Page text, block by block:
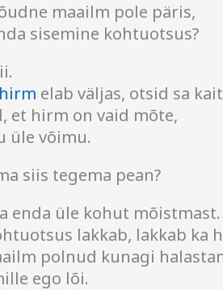
maailm pole päris,
sisemine kohtuotsus?
hirm elab väljas, otsid sa
et hirm on vaid mõte,
üle võimu.
siis tegema pean?
enda üle kohut mõistmast.
lakkab, lakkab ka
polnud kunagi
ego lõi.